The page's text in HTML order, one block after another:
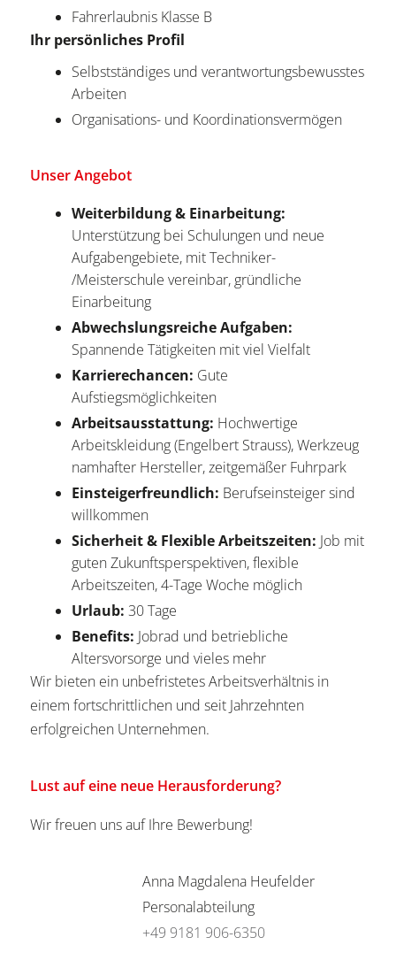
Fahrerlaubnis Klasse B
Ihr persönliches Profil
Selbstständiges und verantwortungsbewusstes
Arbeiten
Organisations- und Koordinationsvermögen
Unser Angebot
Weiterbildung & Einarbeitung:
Unterstützung bei Schulungen und neue
Aufgabengebiete, mit Techniker-
/Meisterschule vereinbar, gründliche
Einarbeitung
Abwechslungsreiche Aufgaben:
Spannende Tätigkeiten mit viel Vielfalt
Karrierechancen: Gute
Aufstiegsmöglichkeiten
Arbeitsausstattung: Hochwertige
Arbeitskleidung (Engelbert Strauss), Werkzeug
namhafter Hersteller, zeitgemäßer Fuhrpark
Einsteigerfreundlich: Berufseinsteiger sind
willkommen
Sicherheit & Flexible Arbeitszeiten: Job mit
guten Zukunftsperspektiven, flexible
Arbeitszeiten, 4-Tage Woche möglich
Urlaub: 30 Tage
Benefits: Jobrad und betriebliche
Altersvorsorge und vieles mehr
Wir bieten ein unbefristetes Arbeitsverhältnis in
einem fortschrittlichen und seit Jahrzehnten
erfolgreichen Unternehmen.
Lust auf eine neue Herausforderung?
Wir freuen uns auf Ihre Bewerbung!
Anna Magdalena Heufelder
Personalabteilung
+49 9181 906-6350